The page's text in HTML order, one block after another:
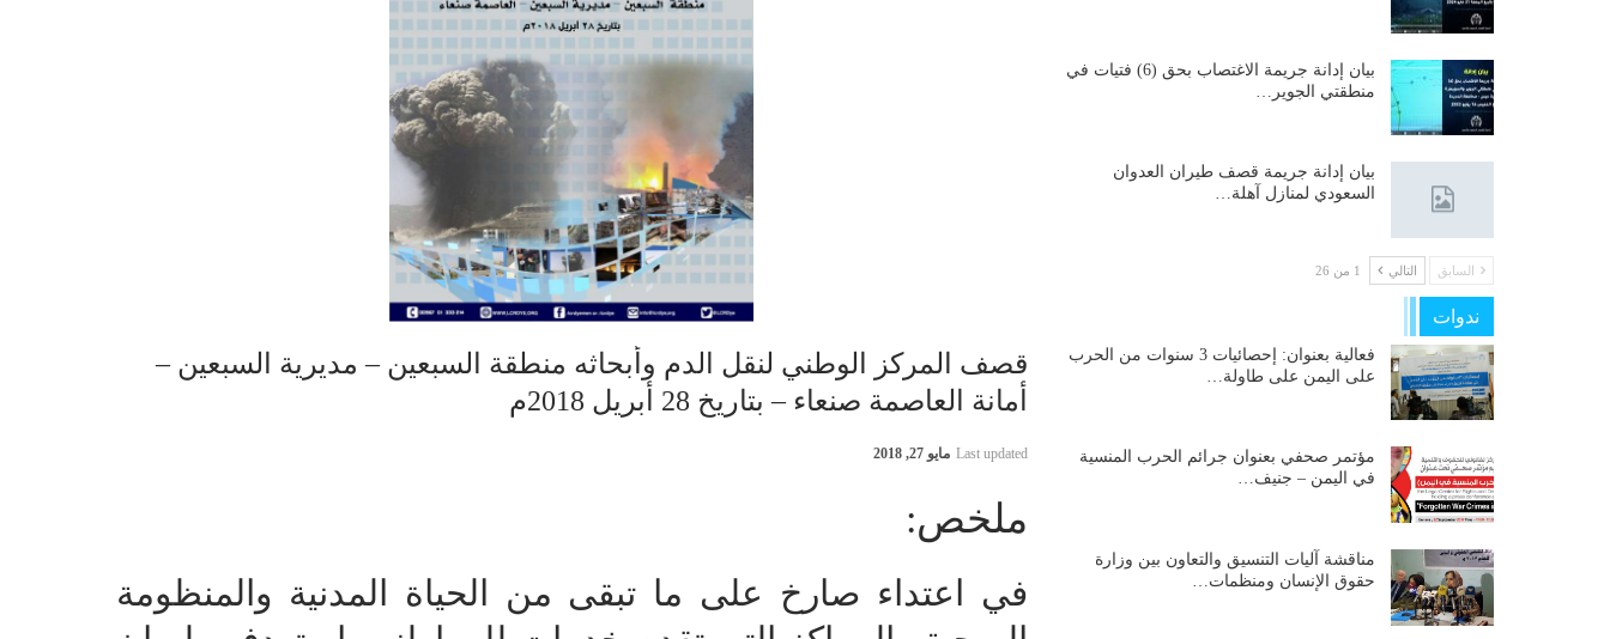
قصف المركز الوطني لنقل الدم وأبحاثه منطقة السبعين – مديرية السبعين –
أمانة العاصمة صنعاء – بتاريخ 28 أبريل 2018م
Last updated مايو 27, 2018
ملخص:
في اعتداء صارخ على ما تبقى من الحياة المدنية والمنظومة
بيان إدانة جريمة الاغتصاب بحق (6) فتيات في
منطقتي الجوير…
بيان إدانة جريمة قصف طيران العدوان
السعودي لمنازل آهلة…
السابق التالي 1 من 26
ندوات
فعالية بعنوان: إحصائيات 3 سنوات من الحرب
على اليمن على طاولة…
مؤتمر صحفي بعنوان جرائم الحرب المنسية
في اليمن – جنيف…
مناقشة آليات التنسيق والتعاون بين وزارة
حقوق الإنسان ومنظمات…